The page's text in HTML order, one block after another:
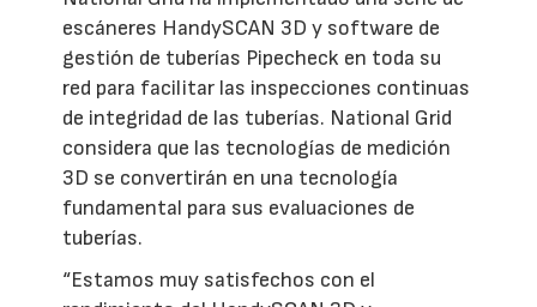
escáneres HandySCAN 3D y software de
gestión de tuberías Pipecheck en toda su
red para facilitar las inspecciones continuas
de integridad de las tuberías. National Grid
considera que las tecnologías de medición
3D se convertirán en una tecnología
fundamental para sus evaluaciones de
tuberías.
“Estamos muy satisfechos con el